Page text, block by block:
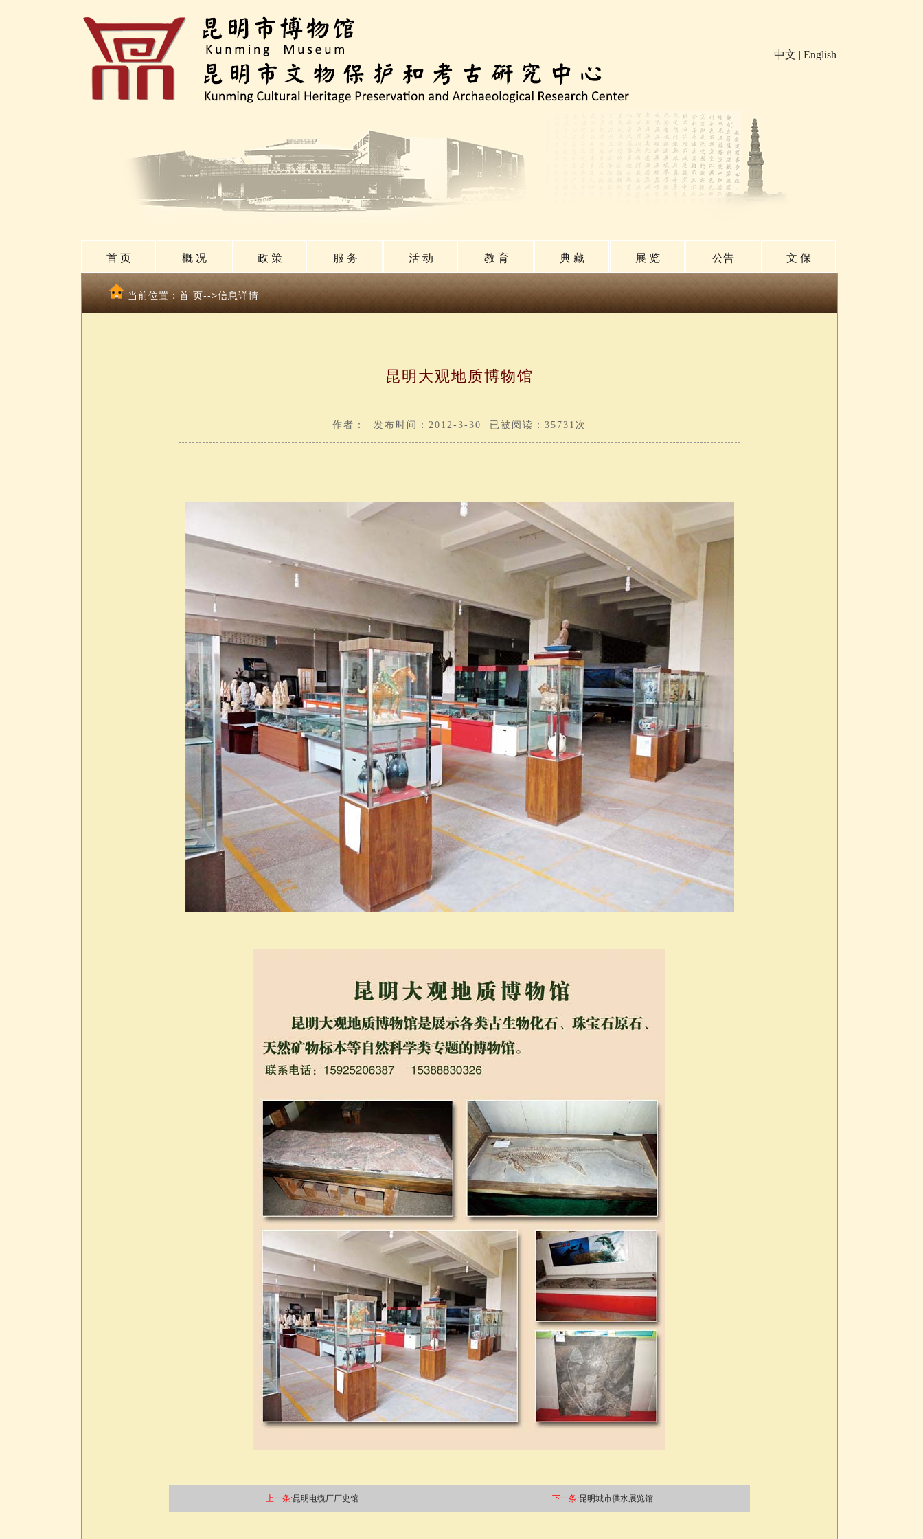
中文 | English
首 页 概 况 政 策 服 务 活 动 教 育 典 藏 展 览 公告 文 保
当前位置： 首 页-->信息详情
昆明大观地质博物馆
作者： 发布时间：2012-3-30 已被阅读：35731次
上一条:昆明电缆厂厂史馆.. 下一条:昆明城市供水展览馆..